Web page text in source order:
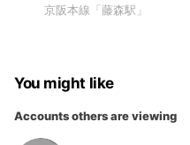
京阪本線「藤森駅」
You might like
Accounts others are viewing